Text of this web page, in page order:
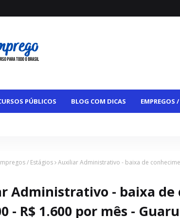
PÚBLICOS BLOG COM DICAS EMPREGOS
/ Estágios Auxiliar Administrativo - baixa de
Administrativo - baixa de
- R$ 1.600 por mês -